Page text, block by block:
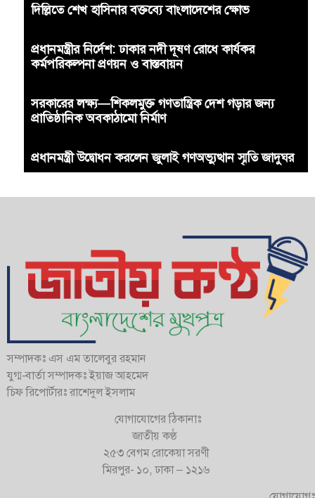
দিল্লিতে শেখ হাসিনার বক্তব্যে বাংলাদেশের ক্ষোভ
প্রধানমন্ত্রীর নির্দেশ: ঢাকার নদী দূষণ রোধে কার্যকর
কর্মপরিকল্পনা প্রণয়ন ও বাস্তবায়ন
সরকারের লক্ষ্য—শিকলমুক্ত গণতান্ত্রিক দেশ গড়ার জন্য
প্রাতিষ্ঠানিক অবকাঠামো নির্মাণ
প্রধানমন্ত্রী উদ্বোধন করলেন জুলাই গণঅভ্যুত্থান স্মৃতি জাদুঘর
সম্পাদকঃ এস এম তালেবুর রহমান
যুগ্ম-বার্তা সম্পাদকঃ ইয়াজ আহমেদ
চিফ রিপোর্টারঃ রাশেদুল ইসলাম
যোগাযোগের ঠিকানাঃ
জাতীয় কণ্ঠ
২৫৩ বেগম রোকেয়া সরণী
মিরপুর- ১০, ঢাকা – ১২১৬